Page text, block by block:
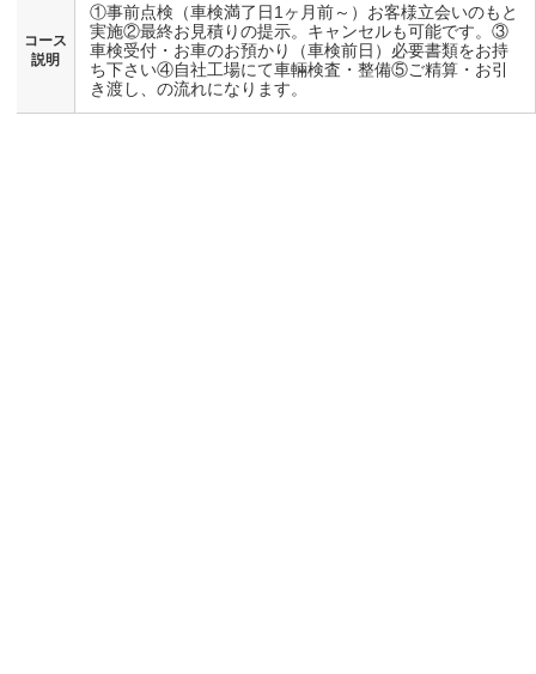
コース
説明
①事前点検（車検満了日1ヶ月前～）お客様立会いのもと
実施②最終お見積りの提示。キャンセルも可能です。③
車検受付・お車のお預かり（車検前日）必要書類をお持
ち下さい④自社工場にて車輛検査・整備⑤ご精算・お引
き渡し、の流れになります。